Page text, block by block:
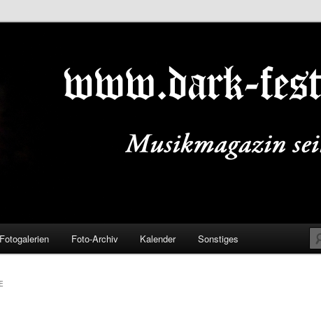
Fotogalerien Foto-Archiv Kalender Sonstiges